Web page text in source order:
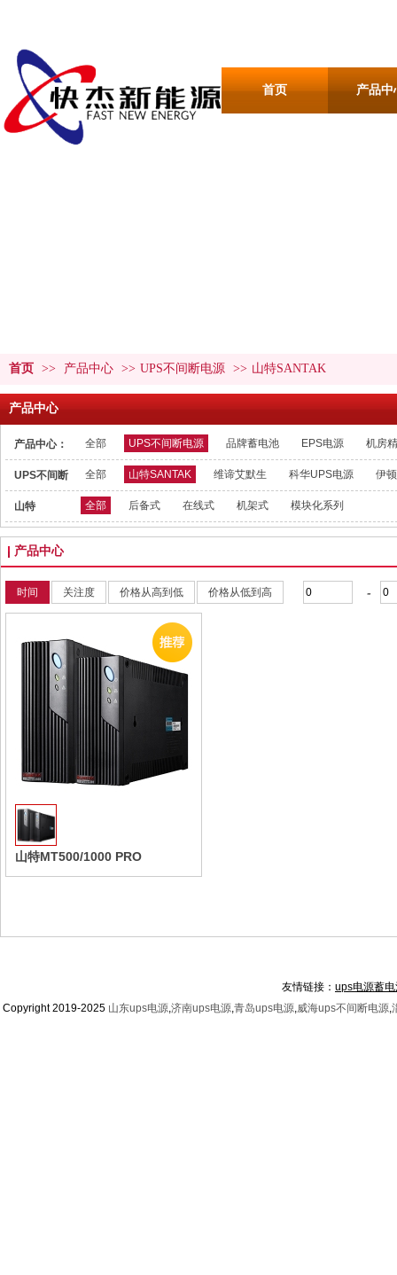
首页 产品中
首页 >> 产品中心 >> UPS不间断电源 >> 山特SANTAK
产品中心
产品中心： 全部 UPS不间断电源 品牌蓄电池 EPS电源 机房
UPS不间断
电源：
全部 山特SANTAK 维谛艾默生 科华UPS电源 伊
山特
SANTAK：
全部 后备式 在线式 机架式 模块化系列
产品中心
时间 关注度 价格从高到低 价格从低到高 -
山特MT500/1000 PRO
友情链接： ups电源蓄
Copyright 2019-2025 山东ups电源,济南ups电源,青岛ups电源,威海ups不间断电源,